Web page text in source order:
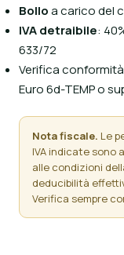
Bolloa carico del
IVA detraibile:
633/72
Verifica
Euro 6d-TEMP o
Nota fiscale. Le
IVA indicate sono
alle condizioni
deducibilità
Verifica sempre